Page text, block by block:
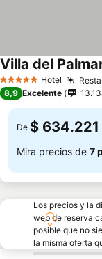
5 Estrellas Hotel
8,9 Excelente
De $ 634.221
Mira precios de 7
Los precios y la
web de reserva
posible que no
la misma oferta